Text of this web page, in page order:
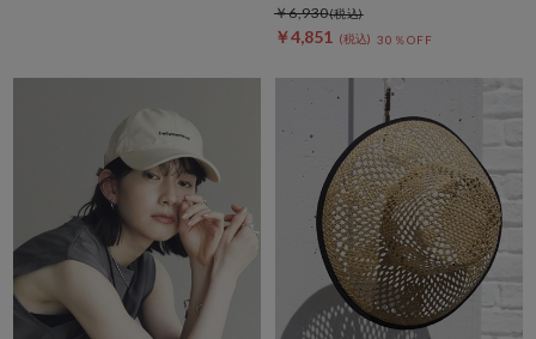
￥4,851 30％OFF
￥6,930